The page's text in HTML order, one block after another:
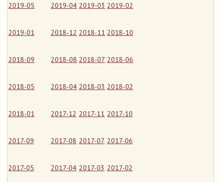
2019-05 2019-04 2019-03 2019-02
2019-01 2018-12 2018-11 2018-10
2018-09 2018-08 2018-07 2018-06
2018-05 2018-04 2018-03 2018-02
2018-01 2017-12 2017-11 2017-10
2017-09 2017-08 2017-07 2017-06
2017-05 2017-04 2017-03 2017-02